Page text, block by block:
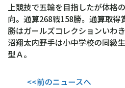
上競技で五輪を目指したが体格
向。通算268戦158勝。通算取得
勝はガールズコレクションいわ
沼翔太内野手は小中学校の同級
型Ａ。
<<前のニュースへ